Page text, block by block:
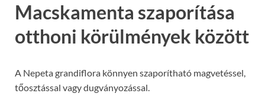
Macskamenta szaporítása
otthoni körülmények között
A Nepeta grandiflora könnyen szaporítható magvetéssel,
tőosztással vagy dugványozással.